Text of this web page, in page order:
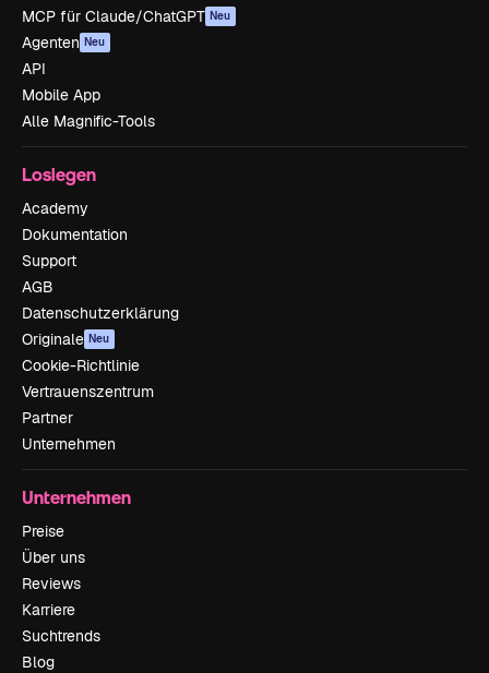
MCP für Claude/ChatGPT Neu
Agenten Neu
API
Mobile App
Alle Magnific-Tools
Loslegen
Academy
Dokumentation
Support
AGB
Datenschutzerklärung
Originale Neu
Cookie-Richtlinie
Vertrauenszentrum
Partner
Unternehmen
Unternehmen
Preise
Über uns
Reviews
Karriere
Suchtrends
Blog